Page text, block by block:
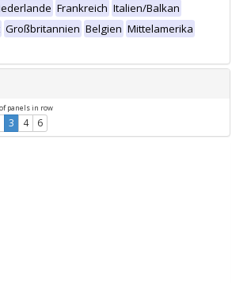
Frankreich Italien/Balkan
Großbritannien Belgien Mittelamerika
panels in row
3 4 6